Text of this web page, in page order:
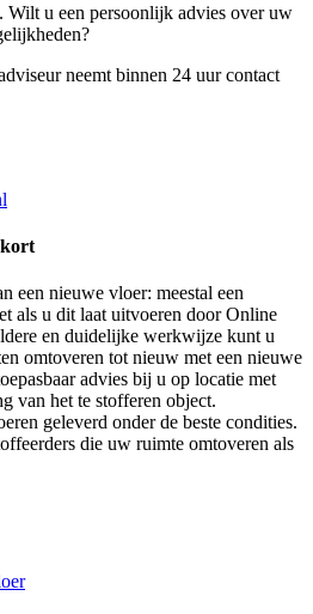
Wilt u een persoonlijk advies over uw
neemt binnen 24 uur contact
een nieuwe vloer: meestal een
als u dit laat uitvoeren door Online
en duidelijke werkwijze kunt u
omtoveren tot nieuw met een nieuwe
advies bij u op locatie met
van het te stofferen object.
geleverd onder de beste condities.
die uw ruimte omtoveren als